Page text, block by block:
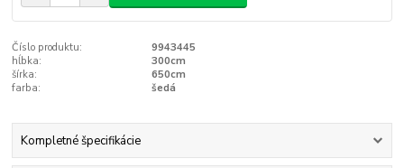
Číslo produktu:
9943445
hĺbka:
300cm
šírka:
650cm
farba:
šedá
Kompletné špecifikácie